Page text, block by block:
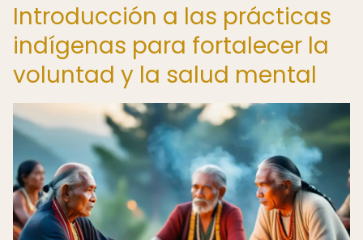
Introducción a las prácticas
indígenas para fortalecer la
voluntad y la salud mental